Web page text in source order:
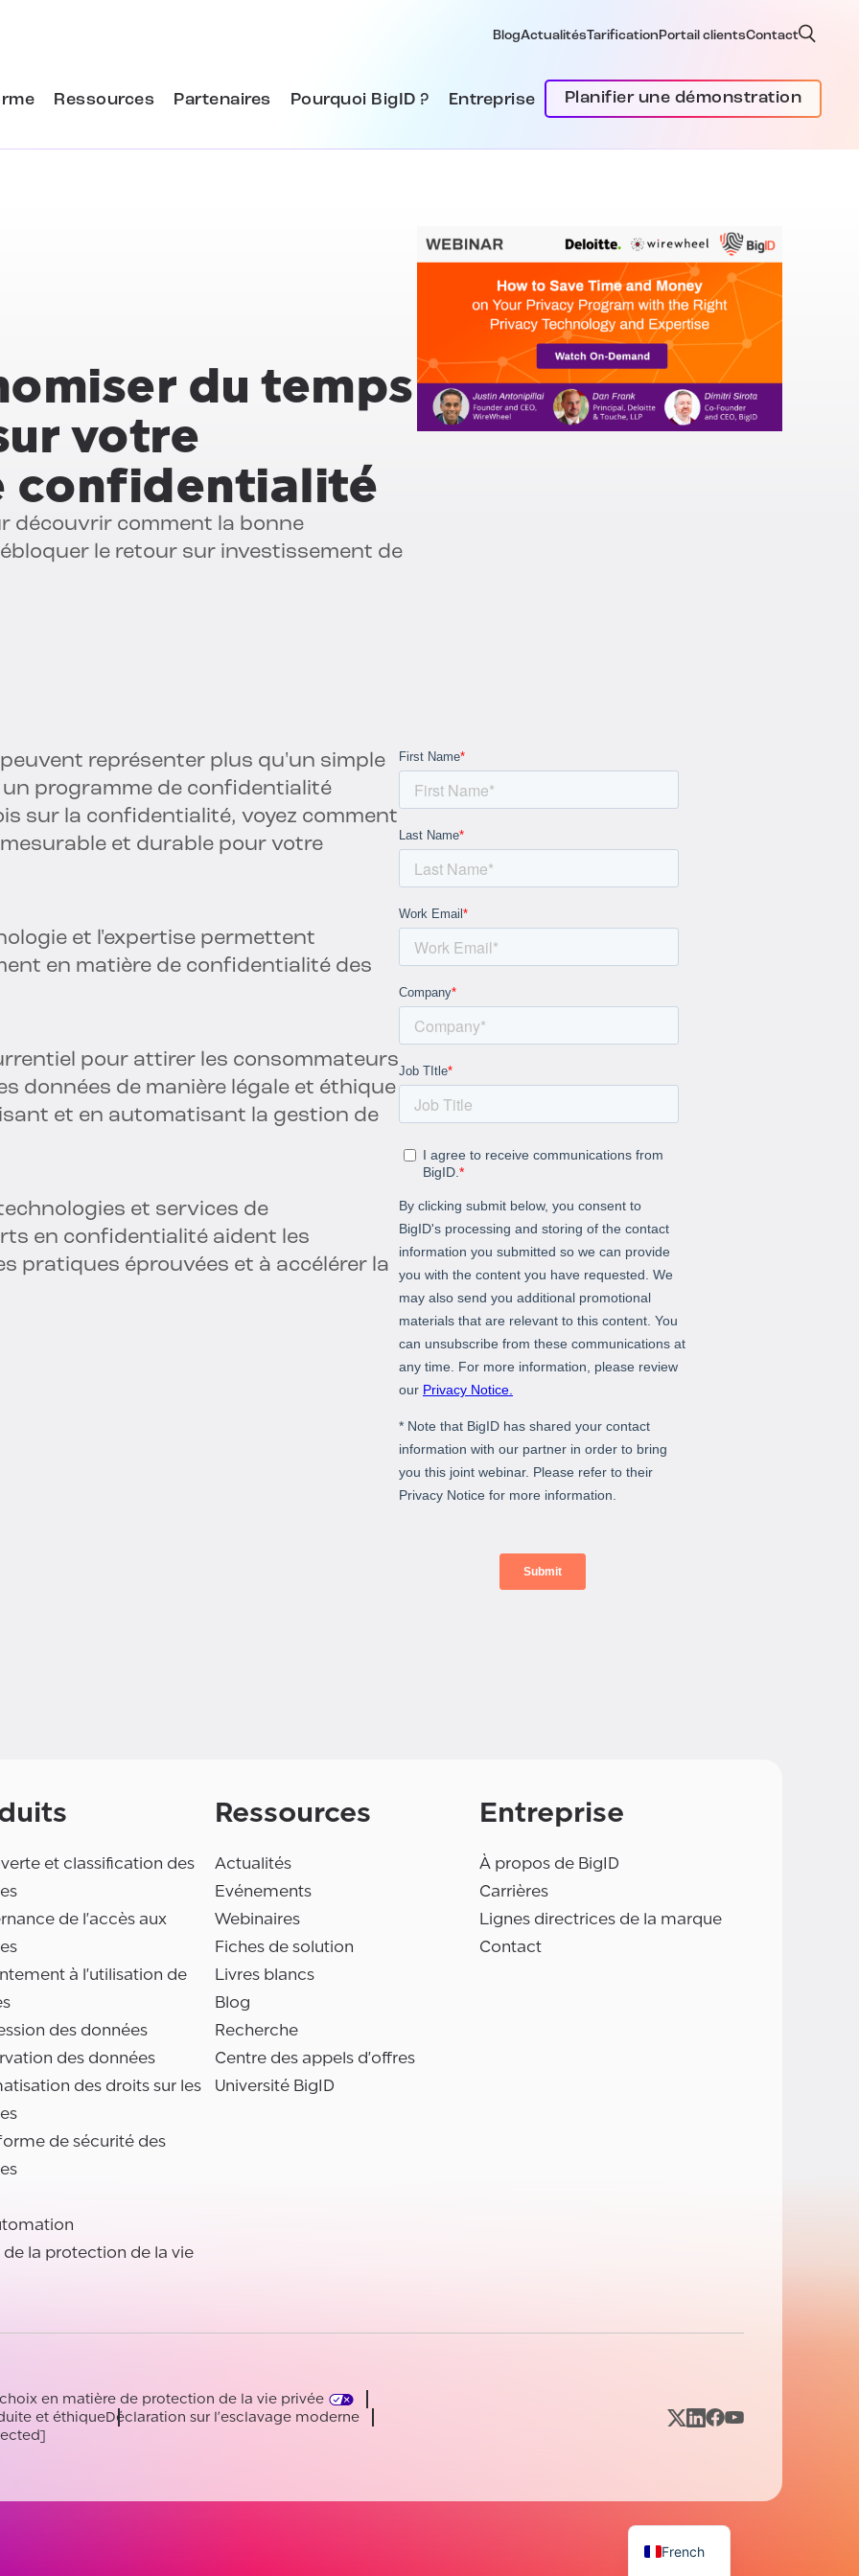
BlogActualitésTarification Portail clientsContact
Ressources Partenaires Pourquoi BigID ? Entreprise Planifier une démonstration
du temps
votre
confidentialité
découvrir comment la bonne
le retour sur investissement de
représenter plus qu'un simple
programme de confidentialité
sur la confidentialité, voyez comment
et durable pour votre
et l'expertise permettent
en matière de confidentialité des
pour attirer les consommateurs
données de manière légale et éthique
et en automatisant la gestion de
et services de
en confidentialité aident les
pratiques éprouvées et à accélérer la
et classification des
de l'accès aux
à l'utilisation de
des données
des données
des droits sur les
de sécurité des
de la protection de la vie
Ressources
Actualités
Evénements
Webinaires
Fiches de solution
Livres blancs
Blog
Recherche
Centre des appels d'offres
Université BigID
Entreprise
À propos de BigID
Carrières
Lignes directrices de la marque
Contact
en matière de protection de la vie privée
et éthiqueDéclaration sur l'esclavage moderne
French